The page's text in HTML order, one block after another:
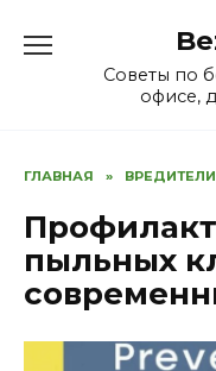
содержаниюСоветы по
офисе,
ГЛАВНАЯ » ВРЕДИТЕЛИ
пыльных